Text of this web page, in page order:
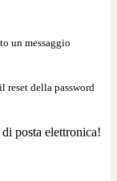
un messaggio
reset della password
posta elettronica!